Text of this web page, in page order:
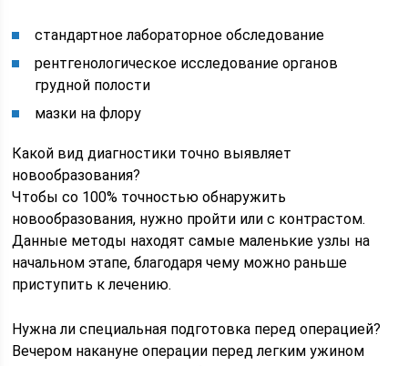
стандартное лабораторное обследование
рентгенологическое исследование органов
грудной полости
мазки на флору
Какой вид диагностики точно выявляет
новообразования?
Чтобы со 100% точностью обнаружить
новообразования, нужно пройти или с контрастом.
Данные методы находят самые маленькие узлы на
начальном этапе, благодаря чему можно раньше
приступить к лечению.
Нужна ли специальная подготовка перед операцией?
Вечером накануне операции перед легким ужином